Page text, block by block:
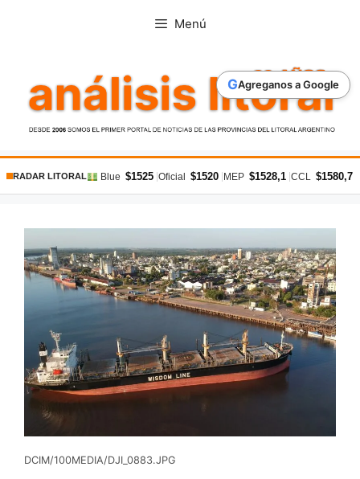
GAgreganos a Google
Menú
RADAR LITORAL Blue $1525 Oficial $1520 MEP $1528,1 CCL $1580,7
DCIM/100MEDIA/DJI_0883.JPG